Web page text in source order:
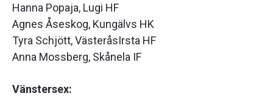
Hanna Popaja, Lugi HF
Agnes Åseskog, Kungälvs HK
Tyra Schjött, VästeråsIrsta HF
Anna Mossberg, Skånela IF
Vänstersex: